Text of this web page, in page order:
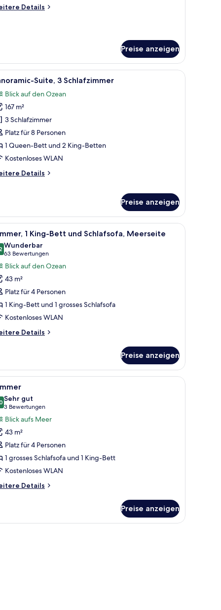
Details
Preise anzeigen
Ein Hotelzimmer mit zwei Betten, einer
13 Suite, 3 Schlafzimmer
Blick auf den Ozean
167 m²
3 Schlafzimmer
Platz für 8 Personen
1 Queen-Bett und 2 King-Betten
Kostenloses WLAN
Details
Preise anzeigen
Pay-TV Kostenlose Minibar, Zimmersafe,
14 1 King-Bett und Schlafsofa, Meerseite
von 10
Wunderbar
63 Bewertungen
(63
Bewertungen)
Blick auf den Ozean
43 m²
Platz für 4 Personen
1 King-Bett und 1 grosses Schlafsofa
Kostenloses WLAN
Details
Preise anzeigen
Verdunkelungsvorhänge Kostenlose Minibar, Zimmersafe,
9
von 10
Sehr gut
3 Bewertungen
(3
Bewertungen)
Blick aufs Meer
43 m²
Platz für 4 Personen
1 grosses Schlafsofa und 1 King-Bett
Kostenloses WLAN
Details
Preise anzeigen
Meerblick, einem Balkon und einem kleinen Tisch mit einem Telefon.